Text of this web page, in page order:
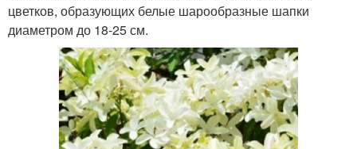
цветков, образующих белые шарообразные шапки
диаметром до 18-25 см.